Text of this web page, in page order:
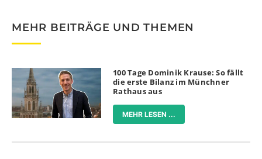
MEHR BEITRÄGE UND THEMEN
100 Tage Dominik Krause: So fällt
die erste Bilanz im Münchner
Rathaus aus
MEHR LESEN ...